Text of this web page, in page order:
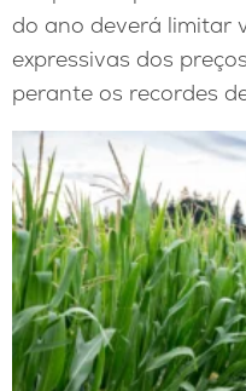
do ano deverá limitar
expressivas dos
perante os recordes